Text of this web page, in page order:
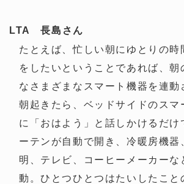
LTA 長島さん
たとえば、忙しい朝にゆとりの時
をしたいということであれば、朝
なさまざまなスマート機器を連動
朝起きたら、ベッドサイドのスマ
に「おはよう」と話しかけるだけ
ーテンが自動で開き、冷暖房機器
明、テレビ、コーヒーメーカーな
動。ひとつひとつはたいしたこと